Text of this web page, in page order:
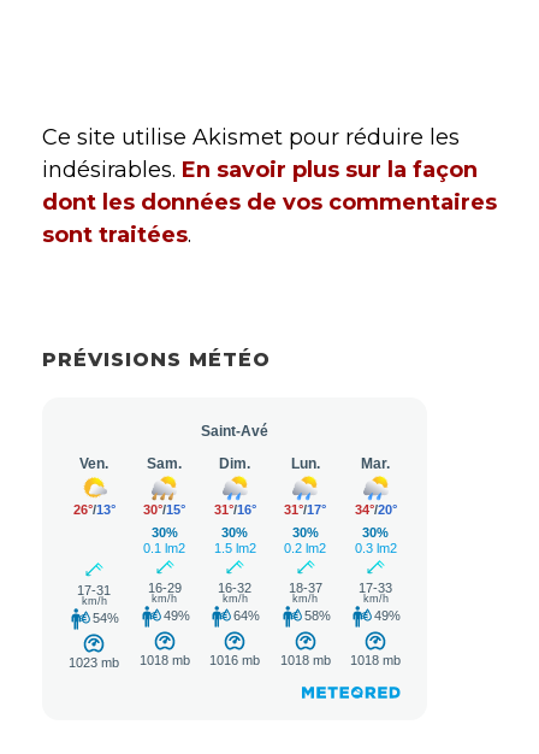
Ce site utilise Akismet pour réduire les
indésirables. En savoir plus sur la façon
dont les données de vos commentaires
sont traitées.
PRÉVISIONS MÉTÉO